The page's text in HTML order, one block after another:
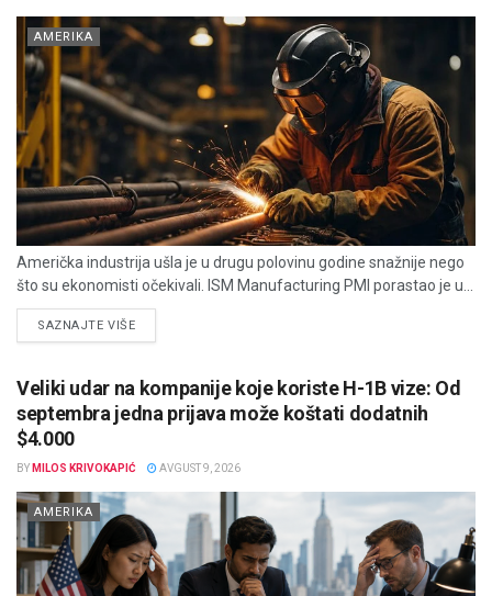
AMERIKA
Američka industrija ušla je u drugu polovinu godine snažnije nego
što su ekonomisti očekivali. ISM Manufacturing PMI porastao je u...
SAZNAJTE VIŠEDETAILS
Veliki udar na kompanije koje koriste H-1B vize: Od
septembra jedna prijava može koštati dodatnih
$4.000
BY MILOS KRIVOKAPIĆ AVGUST 9, 2026
AMERIKA